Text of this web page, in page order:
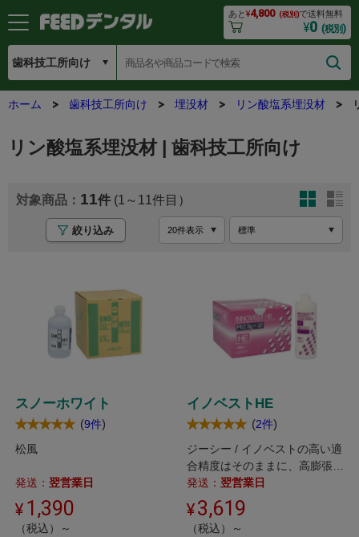
あと¥4,800 (税別)で送料無料
¥0 (税別)
ホーム 歯科技工所向け 埋没材 リン酸塩系埋没材
リン酸塩系埋没材 | 歯科技工所向け
11 (1～11
絞り込み
スノーホワイト
(9件)
松風
発送： 翌営業日
1,390
（税込）～
イノベストHE
(2件)
ジーシー / イノベストの高い適
合精度はそのままに、高膨張率
を可能にした埋没材。
発送： 翌営業日
3,619
（税込）～